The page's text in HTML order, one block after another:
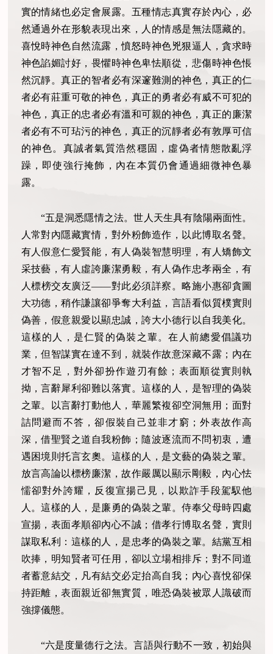
實的情緒也必定會展露。五種情志真實存於內心，必
然通過外在形貌表現出來，人的情感是無法隱藏的。
喜悅時神色自然流露，憤怒時神色兇狠逼人，貪求時
神色諂媚討好，畏懼時神色卑怯順從，悲傷時神色悵
然沉靜。真正的智者必有深邃難測的神色，真正的仁
者必有莊重可敬的神色，真正的勇者必有威不可犯的
神色，真正的忠者必有溫和可親的神色，真正的廉潔
者必有不可玷污的神色，真正的沉靜者必有敦厚可信
的神色。真誠者氣質浩然穩固，虛偽者情態散亂浮
躁，即使強行掩飾，內在本質仍會通過細微神色暴
露。
“五是洞悉隱情之法。世人天生具有陰陽兩面性。
人常對內隱藏實情，對外粉飾造作，以此博取名聲。
有人假意仁愛賢能，有人偽裝智慧明理，有人矯飾文
采技藝，有人虛誇廉潔勇毅，有人偽作忠孝兩全，有
人標榜交友廣泛——對此必須詳察。略施小惠卻貪圖
大功德，稍作謙讓卻爭奪大利益，言語看似質樸實則
偽善，假意親愛以顯忠誠，誇大小德行以自我美化。
這樣的人，是仁賢的偽裝之輩。在人前總愛倡議功
業，但智謀實在達不到，就裝作故意深藏不露；內在
才智不足，對外卻扮作遊刃有餘；表面順從實則執
拗，言辭犀利卻難以落實。這樣的人，是智理的偽裝
之輩。以言辭打動他人，華麗繁複卻空洞無用；面對
詰問避而不答，卻假裝自己並非才窮；外表故作高
深，借聖賢之道自我粉飾；隨波逐流而不問初衷，遭
遇困境則托言玄奧。這樣的人，是文藝的偽裝之輩。
放言高論以標榜廉潔，故作嚴厲以顯示剛毅，內心怯
懦卻對外誇耀，反復宣揚己見，以欺詐手段駕馭他
人。這樣的人，是廉勇的偽裝之輩。侍奉父母時四處
宣揚，表面孝順卻內心不誠；借孝行博取名聲，實則
謀取私利：這樣的人，是忠孝的偽裝之輩。結黨互相
吹捧，明知賢者可任用，卻以立場相排斥；對不同道
者蓄意結交，凡有結交必定抬高自我；內心喜悅卻保
持距離，表面親近卻無實質，唯恐偽裝被眾人識破而
強撐儀態。
“六是度量德行之法。言語與行動不一致，初始與